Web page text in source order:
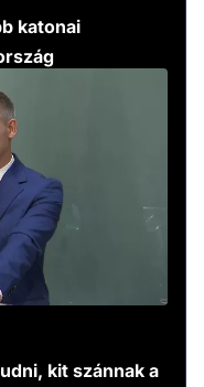
katonai
kit szánnak a